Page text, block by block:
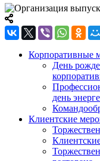
Корпоративные
День
день
Клиентские